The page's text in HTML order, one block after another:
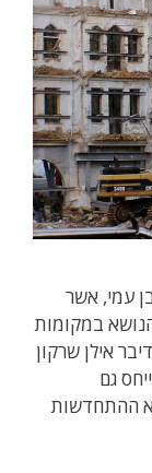
עמי, אשר
במקומות
בהרצאה שהעביר ושודרה בערוץ 2, דיבר אילן שרקון
גם
ההתחדשות